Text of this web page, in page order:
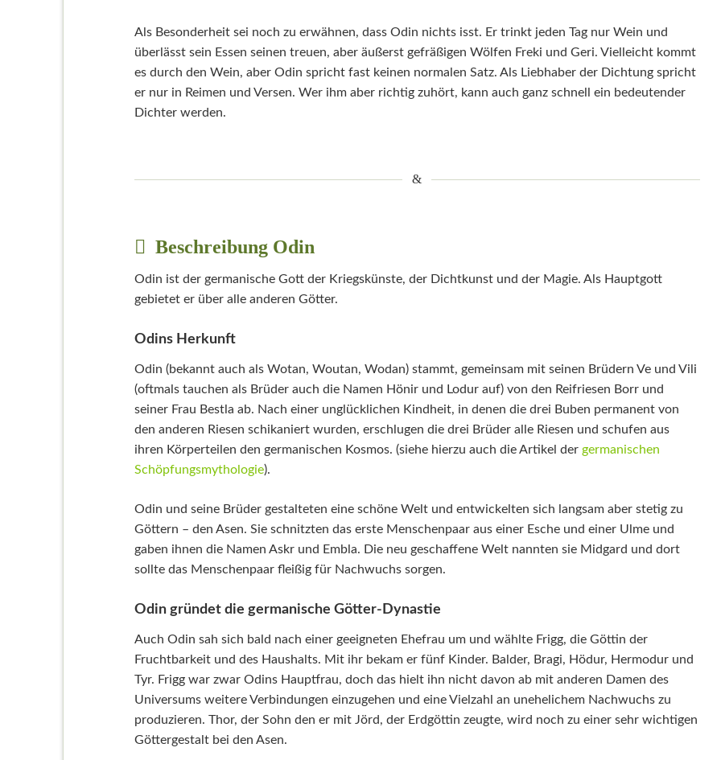
Als Besonderheit sei noch zu erwähnen, dass Odin nichts isst. Er trinkt jeden Tag nur Wein und
überlässt sein Essen seinen treuen, aber äußerst gefräßigen Wölfen Freki und Geri. Vielleicht kommt
es durch den Wein, aber Odin spricht fast keinen normalen Satz. Als Liebhaber der Dichtung spricht
er nur in Reimen und Versen. Wer ihm aber richtig zuhört, kann auch ganz schnell ein bedeutender
Dichter werden.
Beschreibung Odin
Odin ist der germanische Gott der Kriegskünste, der Dichtkunst und der Magie. Als Hauptgott
gebietet er über alle anderen Götter.
Odins Herkunft
Odin (bekannt auch als Wotan, Woutan, Wodan) stammt, gemeinsam mit seinen Brüdern Ve und Vili
(oftmals tauchen als Brüder auch die Namen Hönir und Lodur auf) von den Reifriesen Borr und
seiner Frau Bestla ab. Nach einer unglücklichen Kindheit, in denen die drei Buben permanent von
den anderen Riesen schikaniert wurden, erschlugen die drei Brüder alle Riesen und schufen aus
ihren Körperteilen den germanischen Kosmos. (siehe hierzu auch die Artikel der germanischen
Schöpfungsmythologie).
Odin und seine Brüder gestalteten eine schöne Welt und entwickelten sich langsam aber stetig zu
Göttern – den Asen. Sie schnitzten das erste Menschenpaar aus einer Esche und einer Ulme und
gaben ihnen die Namen Askr und Embla. Die neu geschaffene Welt nannten sie Midgard und dort
sollte das Menschenpaar fleißig für Nachwuchs sorgen.
Odin gründet die germanische Götter-Dynastie
Auch Odin sah sich bald nach einer geeigneten Ehefrau um und wählte Frigg, die Göttin der
Fruchtbarkeit und des Haushalts. Mit ihr bekam er fünf Kinder. Balder, Bragi, Hödur, Hermodur und
Tyr. Frigg war zwar Odins Hauptfrau, doch das hielt ihn nicht davon ab mit anderen Damen des
Universums weitere Verbindungen einzugehen und eine Vielzahl an unehelichem Nachwuchs zu
produzieren. Thor, der Sohn den er mit Jörd, der Erdgöttin zeugte, wird noch zu einer sehr wichtigen
Göttergestalt bei den Asen.